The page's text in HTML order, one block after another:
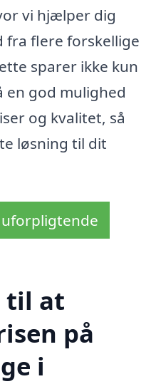
vi hjælper dig
fra flere forskellige
sparer ikke kun
en god mulighed
og kvalitet, så
løsning til dit
til at
på
i